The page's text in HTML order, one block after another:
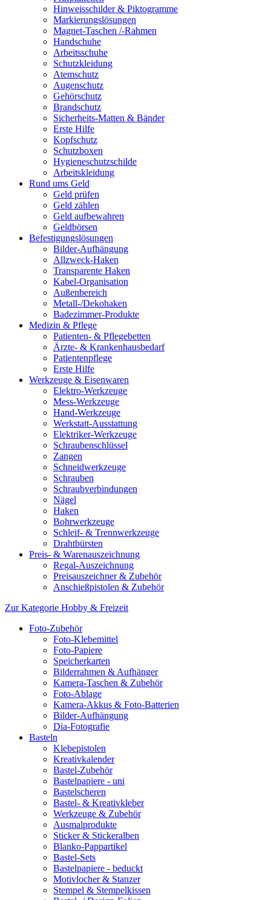
Hinweisschilder & Piktogramme
Markierungslösungen
Magnet-Taschen /-Rahmen
Handschuhe
Arbeitsschuhe
Schutzkleidung
Atemschutz
Augenschutz
Gehörschutz
Brandschutz
Sicherheits-Matten & Bänder
Erste Hilfe
Kopfschutz
Schutzboxen
Hygieneschutzschilde
Arbeitskleidung
Rund ums Geld
Geld prüfen
Geld zählen
Geld aufbewahren
Geldbörsen
Befestigungslösungen
Bilder-Aufhängung
Allzweck-Haken
Transparente Haken
Kabel-Organisation
Außenbereich
Metall-/Dekohaken
Badezimmer-Produkte
Medizin & Pflege
Patienten- & Pflegebetten
Ärzte- & Krankenhausbedarf
Patientenpflege
Erste Hilfe
Werkzeuge & Eisenwaren
Elektro-Werkzeuge
Mess-Werkzeuge
Hand-Werkzeuge
Werkstatt-Ausstattung
Elektriker-Werkzeuge
Schraubenschlüssel
Zangen
Schneidwerkzeuge
Schrauben
Schraubverbindungen
Nägel
Haken
Bohrwerkzeuge
Schleif- & Trennwerkzeuge
Drahtbürsten
Preis- & Warenauszeichnung
Regal-Auszeichnung
Preisauszeichner & Zubehör
Anschießpistolen & Zubehör
Zur Kategorie Hobby & Freizeit
Foto-Zubehör
Foto-Klebemittel
Foto-Papiere
Speicherkarten
Bilderrahmen & Aufhänger
Kamera-Taschen & Zubehör
Foto-Ablage
Kamera-Akkus & Foto-Batterien
Bilder-Aufhängung
Dia-Fotografie
Basteln
Klebepistolen
Kreativkalender
Bastel-Zubehör
Bastelpapiere - uni
Bastelscheren
Bastel- & Kreativkleber
Werkzeuge & Zubehör
Ausmalprodukte
Sticker & Stickeralben
Blanko-Pappartikel
Bastel-Sets
Bastelpapiere - beduckt
Motivlocher & Stanzer
Stempel & Stempelkissen